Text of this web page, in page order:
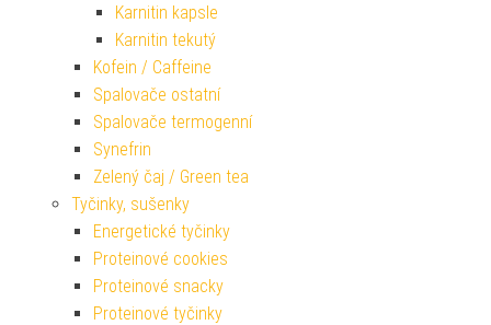
Karnitin kapsle
Karnitin tekutý
Kofein / Caffeine
Spalovače ostatní
Spalovače termogenní
Synefrin
Zelený čaj / Green tea
Tyčinky, sušenky
Energetické tyčinky
Proteinové cookies
Proteinové snacky
Proteinové tyčinky